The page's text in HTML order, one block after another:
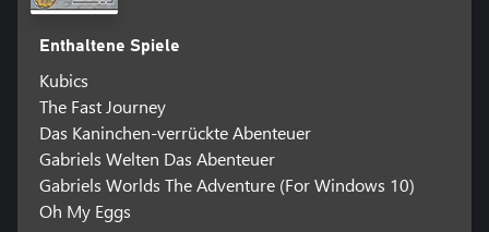
Enthaltene Spiele
Kubics
The Fast Journey
Das Kaninchen-verrückte Abenteuer
Gabriels Welten Das Abenteuer
Gabriels Worlds The Adventure (For Windows 10)
Oh My Eggs